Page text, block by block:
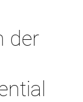
der